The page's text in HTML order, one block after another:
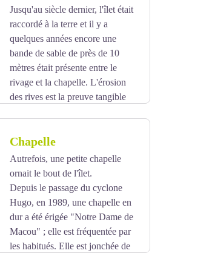
en plein écran
enrichie des Palétuviers
, Palétuviers gris
, Oliviers bord-de-mer
. Succèdant à ce bourrelet de
(Thespesia populnea)compose
sur des sols le plus
en plein écran
Jusqu'au siècle dernier, l'îlet était
raccordé à la terre et il y a
quelques années encore une
bande de sable de près de 10
mètres était présente entre le
rivage et la chapelle. L'érosion
des rives est la preuve tangible
Chapelle
Autrefois, une petite chapelle
ornait le bout de l'îlet.
Depuis le passage du cyclone
Hugo, en 1989, une chapelle en
dur a été érigée "Notre Dame de
Macou" ; elle est fréquentée par
les habitués. Elle est jonchée de